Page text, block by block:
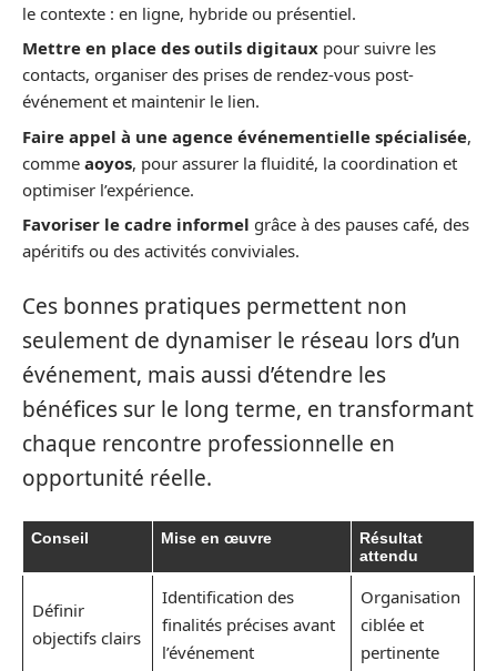
le contexte : en ligne, hybride ou présentiel.
Mettre en place des outils digitaux pour suivre les
contacts, organiser des prises de rendez-vous post-
événement et maintenir le lien.
Faire appel à une agence événementielle spécialisée,
comme aoyos, pour assurer la fluidité, la coordination et
optimiser l’expérience.
Favoriser le cadre informel grâce à des pauses café, des
apéritifs ou des activités conviviales.
Ces bonnes pratiques permettent non
seulement de dynamiser le réseau lors d’un
événement, mais aussi d’étendre les
bénéfices sur le long terme, en transformant
chaque rencontre professionnelle en
opportunité réelle.
Conseil Mise en œuvre
Résultat
attendu
Définir
objectifs clairs
Identification des
finalités précises avant
l’événement
Organisation
ciblée et
pertinente